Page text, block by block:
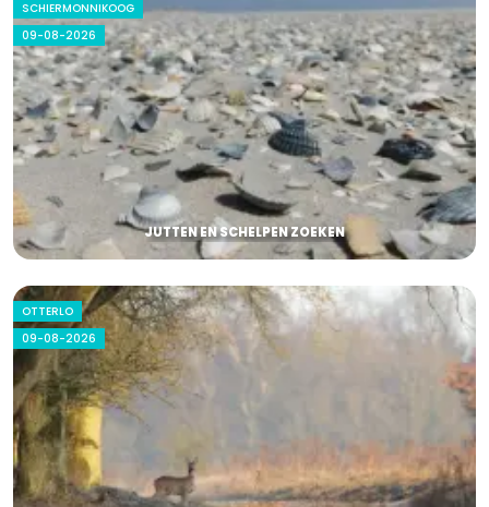
SCHIERMONNIKOOG
09-08-2026
JUTTEN EN SCHELPEN ZOEKEN
OTTERLO
09-08-2026